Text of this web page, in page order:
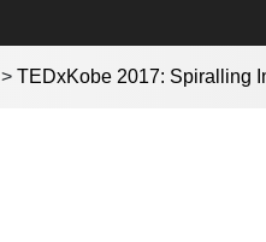
> TEDxKobe 2017: Spiralling